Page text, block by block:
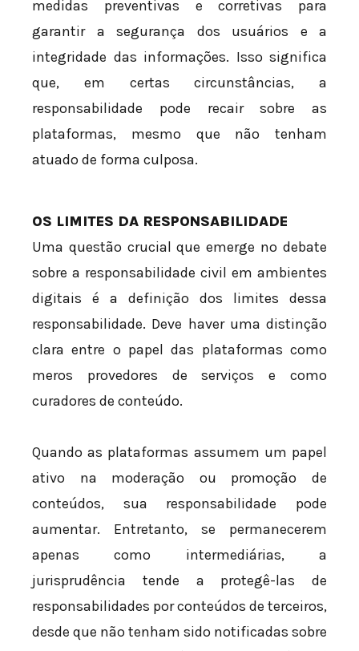
medidas preventivas e corretivas para
garantir a segurança dos usuários e a
integridade das informações. Isso significa
que, em certas circunstâncias, a
responsabilidade pode recair sobre as
plataformas, mesmo que não tenham
atuado de forma culposa.
OS LIMITES DA RESPONSABILIDADE
Uma questão crucial que emerge no debate
sobre a responsabilidade civil em ambientes
digitais é a definição dos limites dessa
responsabilidade. Deve haver uma distinção
clara entre o papel das plataformas como
meros provedores de serviços e como
curadores de conteúdo.
Quando as plataformas assumem um papel
ativo na moderação ou promoção de
conteúdos, sua responsabilidade pode
aumentar. Entretanto, se permanecerem
apenas como intermediárias, a
jurisprudência tende a protegê-las de
responsabilidades por conteúdos de terceiros,
desde que não tenham sido notificadas sobre